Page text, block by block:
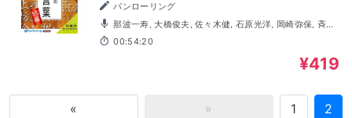
パンローリング
那波一寿, 大橋俊夫, 佐々木健, 石原光洋, 岡崎弥保, 斉藤
範子, 西田雅一
00:54:20
¥419
« » 1 2